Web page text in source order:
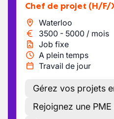
Chef de projet (H/F/
Waterloo
3500 - 5000 / mois
Job fixe
A plein temps
Travail de jour
Gérez vos projets
Rejoignez une